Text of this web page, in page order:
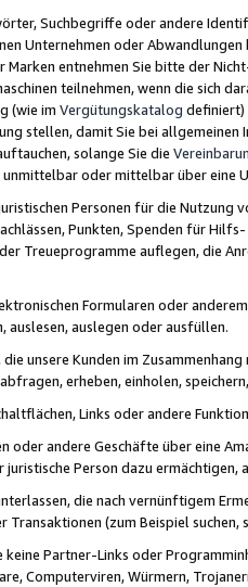
Suchbegriffe oder andere
Unternehmen oder
Marken entnehmen Sie bitte der
teilnehmen, wenn die sich
(wie im Vergütungskatalog definiert)
stellen, damit Sie bei
solange Sie die
unmittelbar oder mittelbar über eine
Personen für die Nutzung
Punkten, Spenden für
Treueprogramme auflegen, die
Formularen oder
auslesen, auslegen oder ausfüllen.
unsere Kunden im
erheben, einholen,
Links oder andere
oder andere Geschäfte über eine
juristische Person dazu
die nach vernünftigem
Transaktionen (zum Beispiel
keine Partner-Links oder
Computerviren, Würmern,